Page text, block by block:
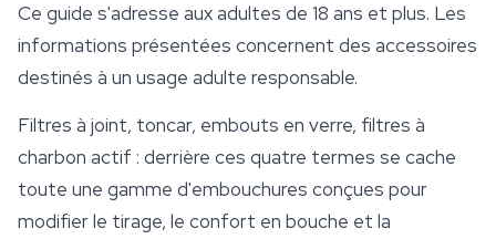
Ce guide s'adresse aux adultes de 18 ans et plus. Les
informations présentées concernent des accessoires
destinés à un usage adulte responsable.
Filtres à joint, toncar, embouts en verre, filtres à
charbon actif : derrière ces quatre termes se cache
toute une gamme d'embouchures conçues pour
modifier le tirage, le confort en bouche et la